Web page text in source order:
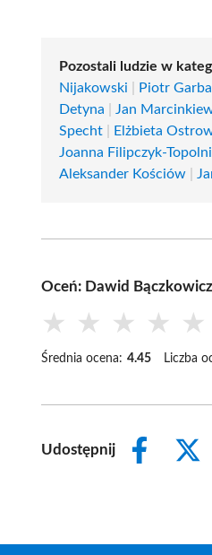
Pozostali ludzie w
Nijakowski
Piotr
Detyna
Jan
Specht
Elżbieta
Joanna Filipczyk-
Aleksander Kościów
Oceń: Dawid Bączkowicz
★ ★ ★ ★ ★
Średnia ocena: 4.45 Liczba
Udostępnij
Share